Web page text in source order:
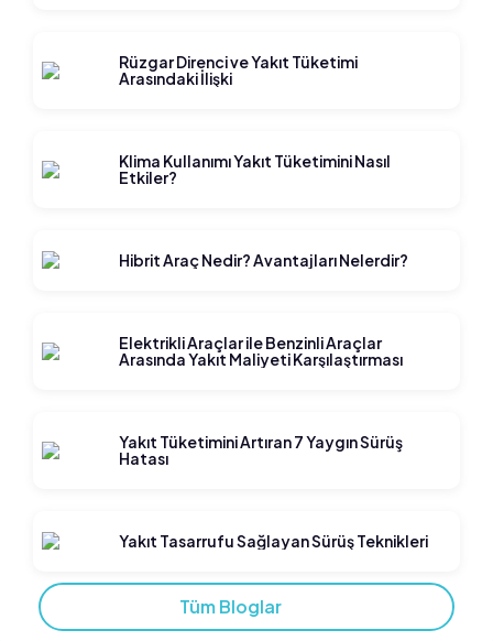
Rüzgar Direnci ve Yakıt Tüketimi
Arasındaki İlişki
Klima Kullanımı Yakıt Tüketimini Nasıl
Etkiler?
Hibrit Araç Nedir? Avantajları Nelerdir?
Elektrikli Araçlar ile Benzinli Araçlar
Arasında Yakıt Maliyeti Karşılaştırması
Yakıt Tüketimini Artıran 7 Yaygın Sürüş
Hatası
Yakıt Tasarrufu Sağlayan Sürüş Teknikleri
Tüm Bloglar